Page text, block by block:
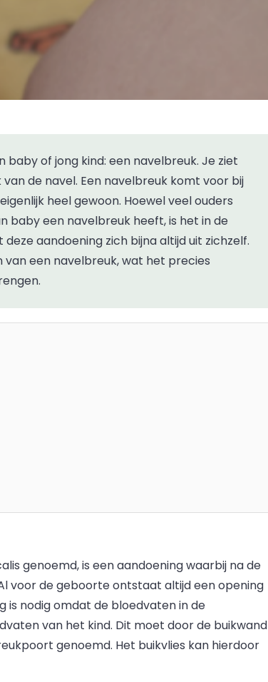
de navel. Een navelbreuk komt voor bij
heel gewoon. Hoewel veel ouders
baby een navelbreuk heeft, is het in de
aandoening zich bijna altijd uit zichzelf.
een navelbreuk, wat het precies
genoemd, is een aandoening waarbij na de
voor de geboorte ontstaat altijd een opening
is nodig omdat de bloedvaten in de
van het kind. Dit moet door de buikwand
genoemd. Het buikvlies kan hierdoor